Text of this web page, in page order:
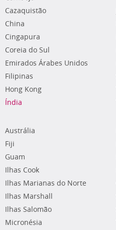
Cazaquistão
China
Cingapura
Coreia do Sul
Emirados Árabes Unidos
Filipinas
Hong Kong
Índia
Austrália
Fiji
Guam
Ilhas Cook
Ilhas Marianas do Norte
Ilhas Marshall
Ilhas Salomão
Micronésia